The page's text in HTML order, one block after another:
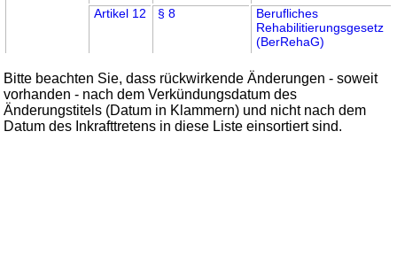
Artikel 12
§ 8
Berufliches
Rehabilitierungsgesetz
(BerRehaG)
Bitte beachten Sie, dass rückwirkende Änderungen - soweit
vorhanden - nach dem Verkündungsdatum des
Änderungstitels (Datum in Klammern) und nicht nach dem
Datum des Inkrafttretens in diese Liste einsortiert sind.